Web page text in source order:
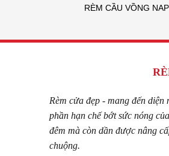
RÈM CẦU VỒNG
Rèm cửa đẹp - mang đến
phần hạn chế bớt sức nóng
đêm mà còn dần được nâng
chuộng.